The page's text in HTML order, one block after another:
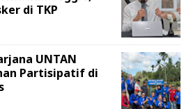
di TKP
UNTAN
Partisipatif di